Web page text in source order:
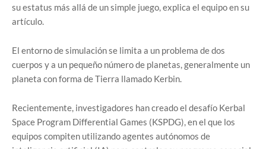
su estatus más allá de un simple juego, explica el equipo en su
artículo.
El entorno de simulación se limita a un problema de dos
cuerpos y a un pequeño número de planetas, generalmente un
planeta con forma de Tierra llamado Kerbin.
Recientemente, investigadores han creado el desafío Kerbal
Space Program Differential Games (KSPDG), en el que los
equipos compiten utilizando agentes autónomos de